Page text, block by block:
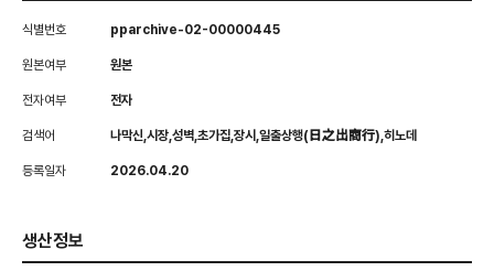
식별번호 pparchive-02-00000445
원본여부 원본
전자여부 전자
검색어 나막신,시장,성벽,초가집,장시,일출상행(日之出商行),히노데
등록일자 2026.04.20
생산정보